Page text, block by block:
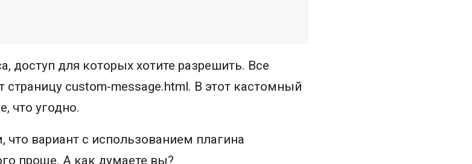
доступ для которых хотите разрешить. Все
страницу custom-message.html. В этот кастомный
что угодно.
вариант с использованием плагина
проще. А как думаете вы?